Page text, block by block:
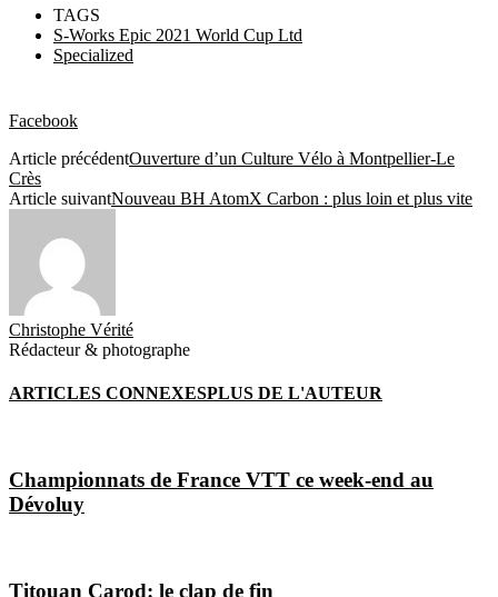
TAGS
S-Works Epic 2021 World Cup Ltd
Specialized
Facebook
Article précédentOuverture d’un Culture Vélo à Montpellier-Le
Crès
Article suivantNouveau BH AtomX Carbon : plus loin et plus vite
Christophe Vérité
Rédacteur & photographe
ARTICLES CONNEXESPLUS DE L'AUTEUR
Championnats de France VTT ce week-end au
Dévoluy
Titouan Carod: le clap de fin